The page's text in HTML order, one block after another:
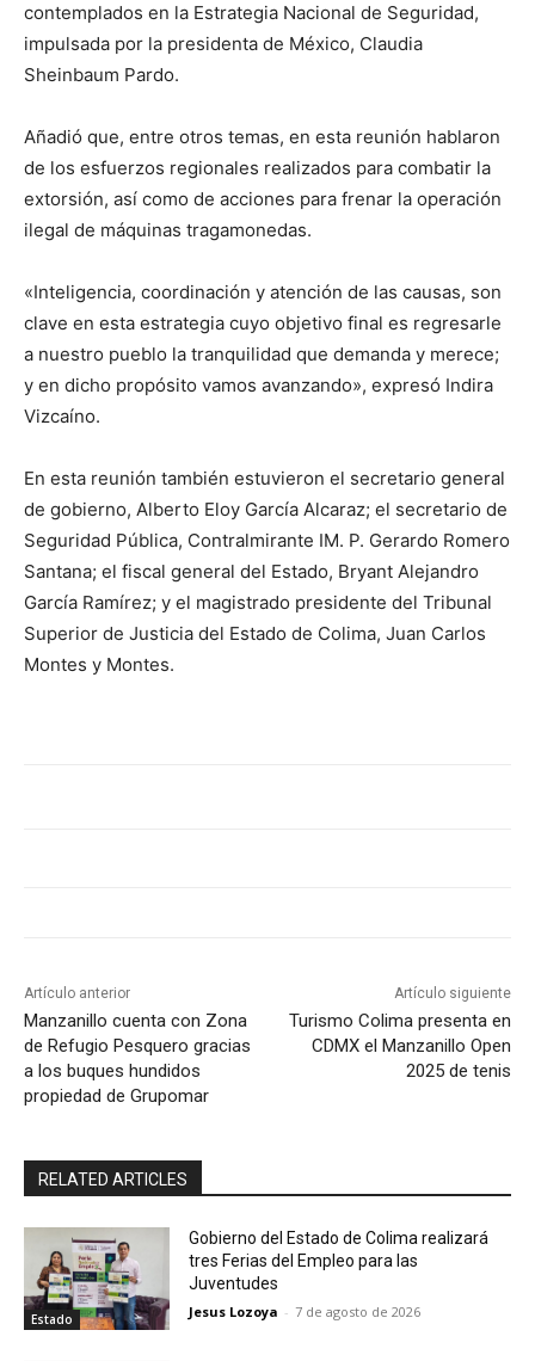
contemplados en la Estrategia Nacional de Seguridad,
impulsada por la presidenta de México, Claudia
Sheinbaum Pardo.
Añadió que, entre otros temas, en esta reunión hablaron
de los esfuerzos regionales realizados para combatir la
extorsión, así como de acciones para frenar la operación
ilegal de máquinas tragamonedas.
«Inteligencia, coordinación y atención de las causas, son
clave en esta estrategia cuyo objetivo final es regresarle
a nuestro pueblo la tranquilidad que demanda y merece;
y en dicho propósito vamos avanzando», expresó Indira
Vizcaíno.
En esta reunión también estuvieron el secretario general
de gobierno, Alberto Eloy García Alcaraz; el secretario de
Seguridad Pública, Contralmirante IM. P. Gerardo Romero
Santana; el fiscal general del Estado, Bryant Alejandro
García Ramírez; y el magistrado presidente del Tribunal
Superior de Justicia del Estado de Colima, Juan Carlos
Montes y Montes.
Artículo anterior
Manzanillo cuenta con Zona
de Refugio Pesquero gracias
a los buques hundidos
propiedad de Grupomar
Artículo siguiente
Turismo Colima presenta en
CDMX el Manzanillo Open
2025 de tenis
RELATED ARTICLES
Estado
Gobierno del Estado de Colima realizará
tres Ferias del Empleo para las
Juventudes
Jesus Lozoya - 7 de agosto de 2026